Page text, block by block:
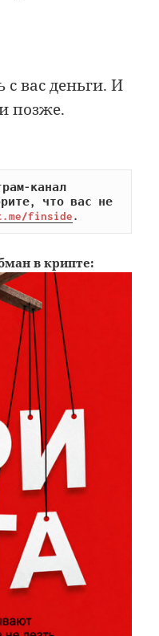
вас деньги. И
позже.
канал
что вас не
finside.
в крипте: